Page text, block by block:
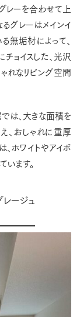
レーを合わせて上
グレーはメインイ
無垢材によって、
ョイスした、光沢
れなリビング空間
は、大きな面積を
、おしゃれに重厚
、ホワイトやアイボ
ます。
ージュ